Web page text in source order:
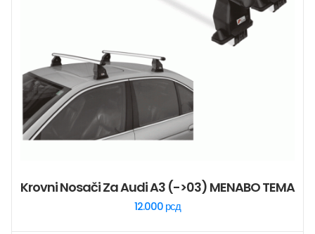
Krovni Nosači Za Audi A3 (->03) MENABO TEMA
12.000 рсд